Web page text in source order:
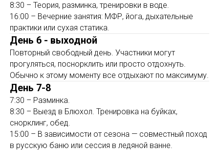
8:30 – Теория, разминка, тренировки в воде.
16:00 – Вечерние занятия: МФР, йога, дыхательные
практики или сухая статика.
День 6 - выходной
Повторный свободный день. Участники могут
прогуляться, поснорклить или просто отдохнуть.
Обычно к этому моменту все отдыхают по максимуму.
День 7-8
7:30 – Разминка.
8:30 – Выезд в Блюхол. Тренировка на буйках,
снорклинг, обед.
15:00 – В зависимости от сезона — совместный поход
в русскую баню или сессия в ледяной ванне.